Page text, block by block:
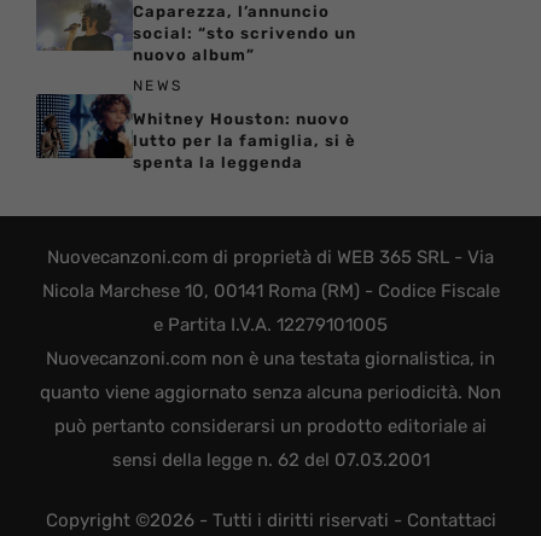
Caparezza, l’annuncio
social: “sto scrivendo un
nuovo album”
NEWS
Whitney Houston: nuovo
lutto per la famiglia, si è
spenta la leggenda
Nuovecanzoni.com di proprietà di WEB 365 SRL - Via
Nicola Marchese 10, 00141 Roma (RM) - Codice Fiscale
e Partita I.V.A. 12279101005
Nuovecanzoni.com non è una testata giornalistica, in
quanto viene aggiornato senza alcuna periodicità. Non
può pertanto considerarsi un prodotto editoriale ai
sensi della legge n. 62 del 07.03.2001
Copyright ©2026 - Tutti i diritti riservati - Contattaci